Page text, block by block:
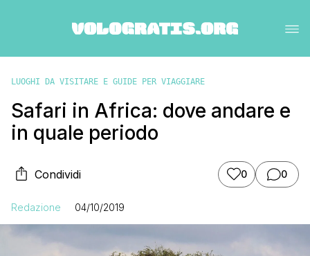
LUOGHI DA VISITARE E GUIDE PER VIAGGIARE
Safari in Africa: dove andare e
in quale periodo
Condividi 0 0
Redazione 04/10/2019